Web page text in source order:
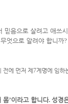
믿음으로 살려고 애쓰
무엇으로 알려야 합니까?
전에 먼저 제 7계명에 임하
몸’이라고 합니다. 성경